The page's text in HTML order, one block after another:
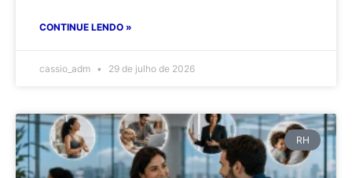
CONTINUE LENDO »
cassio_adm 29 de julho de 2026
RH